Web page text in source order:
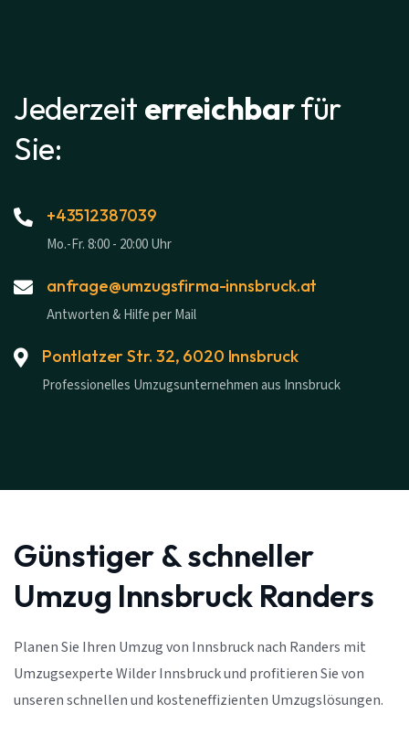
Jederzeit erreichbarfür
Sie:
+43512387039
Mo.-Fr. 8:00 - 20:00 Uhr
anfrage@umzugsfirma-innsbruck.at
Antworten & Hilfe per Mail
Pontlatzer Str. 32, 6020 Innsbruck
Professionelles Umzugsunternehmen aus Innsbruck
Günstiger & schneller
Umzug Innsbruck Randers
Planen Sie Ihren Umzug von Innsbruck nach Randers mit
Umzugsexperte Wilder Innsbruck und profitieren Sie von
unseren schnellen und kosteneffizienten Umzugslösungen.